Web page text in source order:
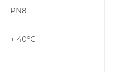
PN8
+ 40°С